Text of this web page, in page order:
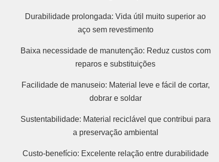
Durabilidade prolongada: Vida útil muito superior ao
aço sem revestimento
Baixa necessidade de manutenção: Reduz custos com
reparos e substituições
Facilidade de manuseio: Material leve e fácil de cortar,
dobrar e soldar
Sustentabilidade: Material reciclável que contribui para
a preservação ambiental
Custo-benefício: Excelente relação entre durabilidade